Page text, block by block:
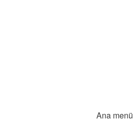
Ana menü